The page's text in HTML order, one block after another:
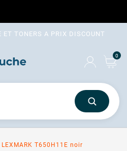
ET TONERS A PRIX DISCOUNT
0
T650H11E noir